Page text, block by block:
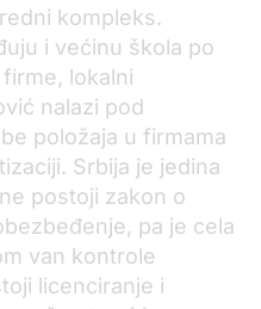
kompleks.
i većinu škola po
lokalni
nalazi pod
položaja u firmama
Srbija je jedina
postoji zakon o
pa je cela
van kontrole
licenciranje i